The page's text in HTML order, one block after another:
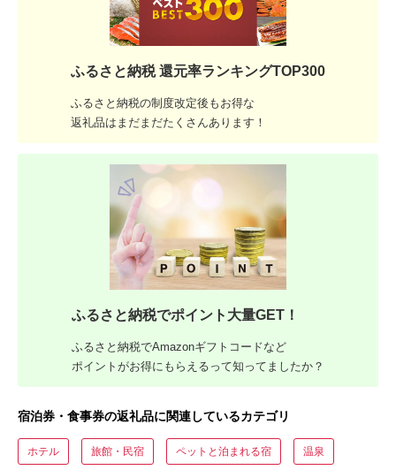
ふるさと納税 還元率ランキングTOP300
ふるさと納税の制度改定後もお得な
返礼品はまだまだたくさんあります！
ふるさと納税でポイント大量GET！
ふるさと納税でAmazonギフトコードなど
ポイントがお得にもらえるって知ってましたか？
宿泊券・食事券の返礼品に関連しているカテゴリ
ホテル 旅館・民宿 ペットと泊まれる宿 温泉